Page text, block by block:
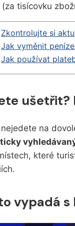
(za tisícovku
Zkontrolujte si
Jak vyměnit
Jak používat
ušetřit?
na
které
vypadá